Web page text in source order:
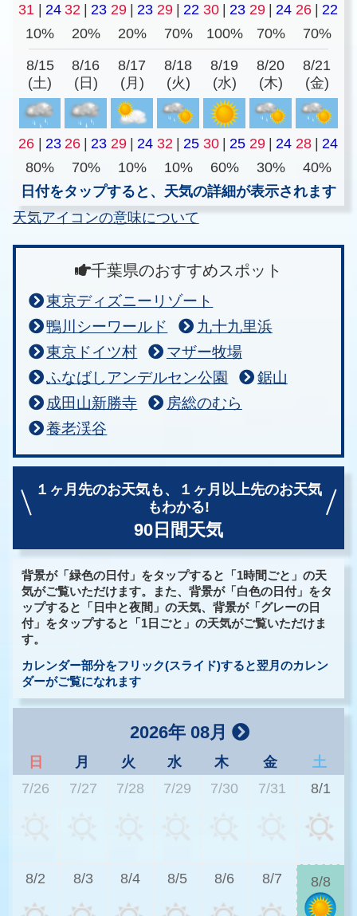
31 | 24 32 | 23 29 | 23 29 | 22 30 | 23 29 | 24 26 | 22
10%
20% 20% 70% 100% 70% 70%
8/15
(土)
8/16
(日)
8/17
(月)
8/18
(火)
8/19
(水)
8/20
(木)
8/21
(金)
26 | 23 26 | 23 29 | 24 32 | 25 30 | 25 29 | 24 28 | 24
80%
70% 10% 10% 60% 30%
40%
日付をタップすると、天気の詳細が表示されます
天気アイコンの意味について
千葉県のおすすめスポット
東京ディズニーリゾート
鴨川シーワールド
九十九里浜
東京ドイツ村
マザー牧場
ふなばしアンデルセン公園
鋸山
成田山新勝寺
房総のむら
養老渓谷
１ヶ月先のお天気も、
１ヶ月以上先のお天気
もわかる!
90日間天気
背景が「緑色の日付」をタップすると「1時間ごと」の天
気がご覧いただけます。また、背景が「白色の日付」をタ
ップすると「日中と夜間」の天気、背景が「グレーの日
付」をタップすると「1日ごと」の天気がご覧いただけま
す。
カレンダー部分をフリック(スライド)すると翌月のカレン
ダーがご覧になれます
2026年 08月
日 月 火 水 木 金
土
7/26
7/27 7/28 7/29 7/30 7/31 8/1
8/2 8/3 8/4 8/5 8/6 8/7 8/8